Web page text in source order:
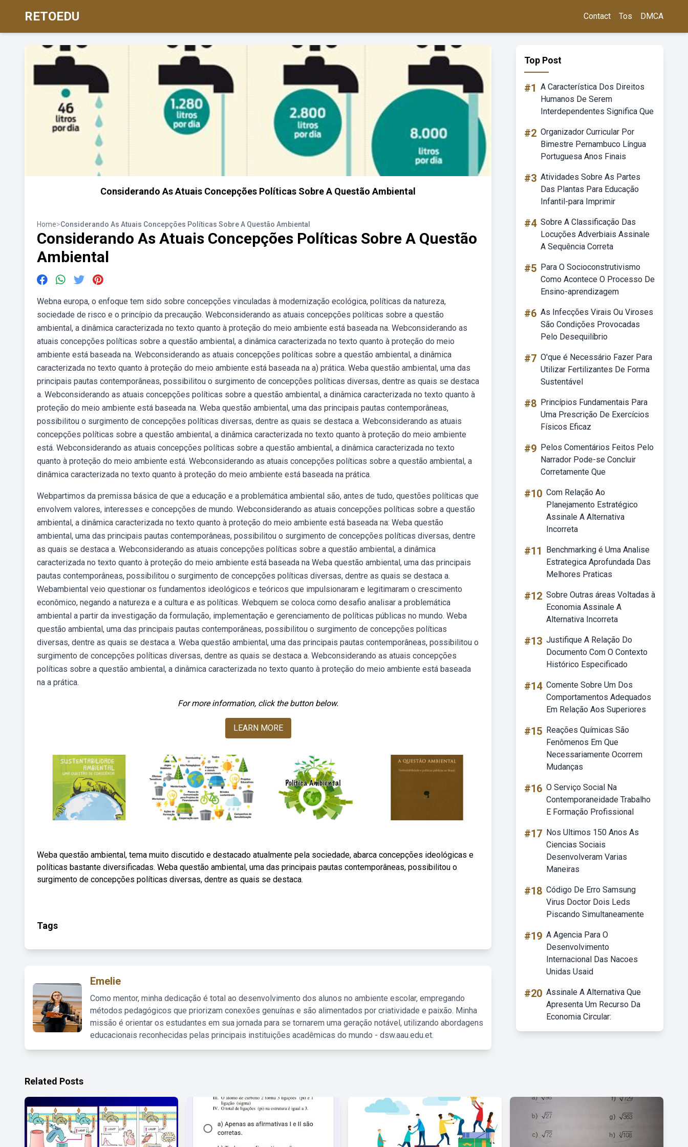
RETOEDU Contact Tos DMCA
Considerando As Atuais Concepções Políticas Sobre A Questão Ambiental
Home>Considerando As Atuais Concepções Políticas Sobre A Questão Ambiental
Considerando As Atuais Concepções Políticas Sobre A Questão
Ambiental
Webna europa, o enfoque tem sido sobre concepções vinculadas à modernização ecológica, políticas da natureza,
sociedade de risco e o princípio da precaução. Webconsiderando as atuais concepções políticas sobre a questão
ambiental, a dinâmica caracterizada no texto quanto à proteção do meio ambiente está baseada na. Webconsiderando as
atuais concepções políticas sobre a questão ambiental, a dinâmica caracterizada no texto quanto à proteção do meio
ambiente está baseada na. Webconsiderando as atuais concepções políticas sobre a questão ambiental, a dinâmica
caracterizada no texto quanto à proteção do meio ambiente está baseada na a) prática. Weba questão ambiental, uma das
principais pautas contemporâneas, possibilitou o surgimento de concepções políticas diversas, dentre as quais se destaca
a. Webconsiderando as atuais concepções políticas sobre a questão ambiental, a dinâmica caracterizada no texto quanto à
proteção do meio ambiente está baseada na. Weba questão ambiental, uma das principais pautas contemporâneas,
possibilitou o surgimento de concepções políticas diversas, dentre as quais se destaca a. Webconsiderando as atuais
concepções políticas sobre a questão ambiental, a dinâmica caracterizada no texto quanto à proteção do meio ambiente
está. Webconsiderando as atuais concepções políticas sobre a questão ambiental, a dinâmica caracterizada no texto
quanto à proteção do meio ambiente está. Webconsiderando as atuais concepções políticas sobre a questão ambiental, a
dinâmica caracterizada no texto quanto à proteção do meio ambiente está baseada na prática.
Webpartimos da premissa básica de que a educação e a problemática ambiental são, antes de tudo, questões políticas que
envolvem valores, interesses e concepções de mundo. Webconsiderando as atuais concepções políticas sobre a questão
ambiental, a dinâmica caracterizada no texto quanto à proteção do meio ambiente está baseada na: Web a questão
ambiental, uma das principais pautas contemporâneas, possibilitou o surgimento de concepções políticas diversas, dentre
as quais se destaca a. Webconsiderando as atuais concepções políticas sobre a questão ambiental, a dinâmica
caracterizada no texto quanto à proteção do meio ambiente está baseada na Weba questão ambiental, uma das principais
pautas contemporâneas, possibilitou o surgimento de concepções políticas diversas, dentre as quais se destaca a.
Webambiental veio questionar os fundamentos ideológicos e teóricos que impulsionaram e legitimaram o crescimento
econômico, negando a natureza e a cultura e as políticas. Webquem se coloca como desafio analisar a problemática
ambiental a partir da investigação da formulação, implementação e gerenciamento de políticas públicas no mundo. Weba
questão ambiental, uma das principais pautas contemporâneas, possibilitou o surgimento de concepções políticas
diversas, dentre as quais se destaca a. Weba questão ambiental, uma das principais pautas contemporâneas, possibilitou o
surgimento de concepções políticas diversas, dentre as quais se destaca a. Webconsiderando as atuais concepções
políticas sobre a questão ambiental, a dinâmica caracterizada no texto quanto à proteção do meio ambiente está baseada
na a prática.
For more information, click the button below.
LEARN MORE
Weba questão ambiental, tema muito discutido e destacado atualmente pela sociedade, abarca concepções ideológicas e
políticas bastante diversificadas. Weba questão ambiental, uma das principais pautas contemporâneas, possibilitou o
surgimento de concepções políticas diversas, dentre as quais se destaca.
Tags
Emelie
Como mentor, minha dedicação é total ao desenvolvimento dos alunos no ambiente escolar, empregando
métodos pedagógicos que priorizam conexões genuínas e são alimentados por criatividade e paixão. Minha
missão é orientar os estudantes em sua jornada para se tornarem uma geração notável, utilizando abordagens
educacionais reconhecidas pelas principais instituições acadêmicas do mundo - dsw.aau.edu.et.
Top Post
#1 A Característica Dos Direitos
Humanos De Serem
Interdependentes Significa Que
#2 Organizador Curricular Por
Bimestre Pernambuco Língua
Portuguesa Anos Finais
#3 Atividades Sobre As Partes
Das Plantas Para Educação
Infantil-para Imprimir
#4 Sobre A Classificação Das
Locuções Adverbiais Assinale
A Sequência Correta
#5 Para O Socioconstrutivismo
Como Acontece O Processo De
Ensino-aprendizagem
#6 As Infecções Virais Ou Viroses
São Condições Provocadas
Pelo Desequilíbrio
#7 O'que é Necessário Fazer Para
Utilizar Fertilizantes De Forma
Sustentável
#8 Princípios Fundamentais Para
Uma Prescrição De Exercícios
Físicos Eficaz
#9 Pelos Comentários Feitos Pelo
Narrador Pode-se Concluir
Corretamente Que
#10 Com Relação Ao
Planejamento Estratégico
Assinale A Alternativa
Incorreta
#11
Benchmarking é Uma Analise
Estrategica Aprofundada Das
Melhores Praticas
#12 Sobre Outras áreas Voltadas à
Economia Assinale A
Alternativa Incorreta
#13 Justifique A Relação Do
Documento Com O Contexto
Histórico Especificado
#14 Comente Sobre Um Dos
Comportamentos Adequados
Em Relação Aos Superiores
#15 Reações Químicas São
Fenômenos Em Que
Necessariamente Ocorrem
Mudanças
#16 O Serviço Social Na
Contemporaneidade Trabalho
E Formação Profissional
#17 Nos Ultimos 150 Anos As
Ciencias Sociais
Desenvolveram Varias
Maneiras
#18 Código De Erro Samsung
Virus Doctor Dois Leds
Piscando Simultaneamente
#19 A Agencia Para O
Desenvolvimento
Internacional Das Nacoes
Unidas Usaid
#20 Assinale A Alternativa Que
Apresenta Um Recurso Da
Economia Circular:
Related Posts